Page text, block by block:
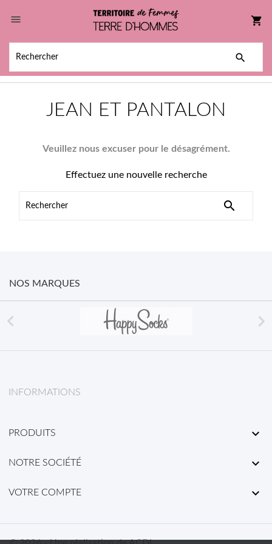
 shopping_cart

JEAN ET PANTALON
Veuillez nous excuser pour le désagrément.
Effectuez une nouvelle recherche

NOS MARQUES
 
INFORMATIONS
PRODUITS 
NOTRE SOCIÉTÉ 
VOTRE COMPTE 